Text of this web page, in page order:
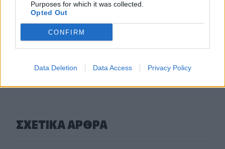
Purposes for which it was collected.
Opted Out
CONFIRM
Data Deletion Data Access Privacy Policy
Θερινές εκπτώσεις: Χαμηλότερος ο τζίρος – Αυξημένες
οι πιέσεις από το ηλεκτρονικό εμπόριο
ΣΧΕΤΙΚA AΡΘΡΑ